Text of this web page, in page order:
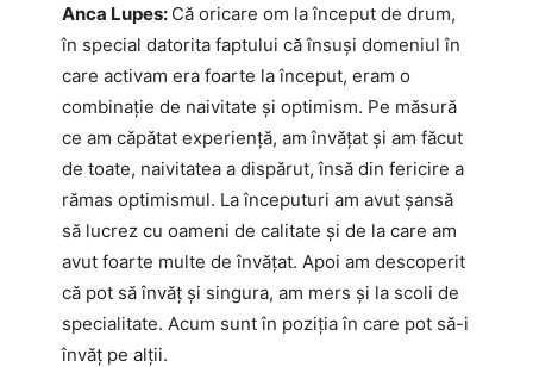
Anca Lupes: Că oricare om la început de drum,
în special datorita faptului că însuși domeniul în
care activam era foarte la început, eram o
combinație de naivitate și optimism. Pe măsură
ce am căpătat experiență, am învățat și am făcut
de toate, naivitatea a dispărut, însă din fericire a
rămas optimismul. La începuturi am avut șansă
să lucrez cu oameni de calitate și de la care am
avut foarte multe de învățat. Apoi am descoperit
că pot să învăț și singura, am mers și la scoli de
specialitate. Acum sunt în poziția în care pot să-i
învăț pe alții.